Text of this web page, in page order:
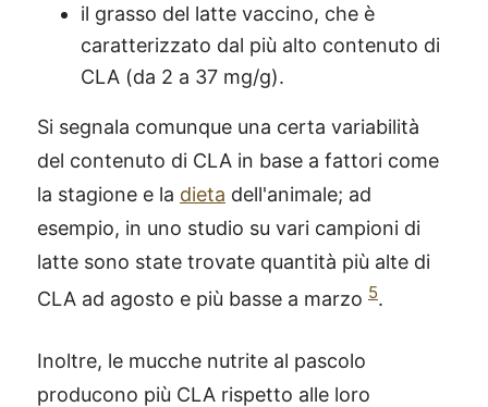
il grasso del latte vaccino, che è
caratterizzato dal più alto contenuto di
CLA (da 2 a 37 mg/g).
Si segnala comunque una certa variabilità
del contenuto di CLA in base a fattori come
la stagione e la dieta dell'animale; ad
esempio, in uno studio su vari campioni di
latte sono state trovate quantità più alte di
CLA ad agosto e più basse a marzo 5.
Inoltre, le mucche nutrite al pascolo
producono più CLA rispetto alle loro